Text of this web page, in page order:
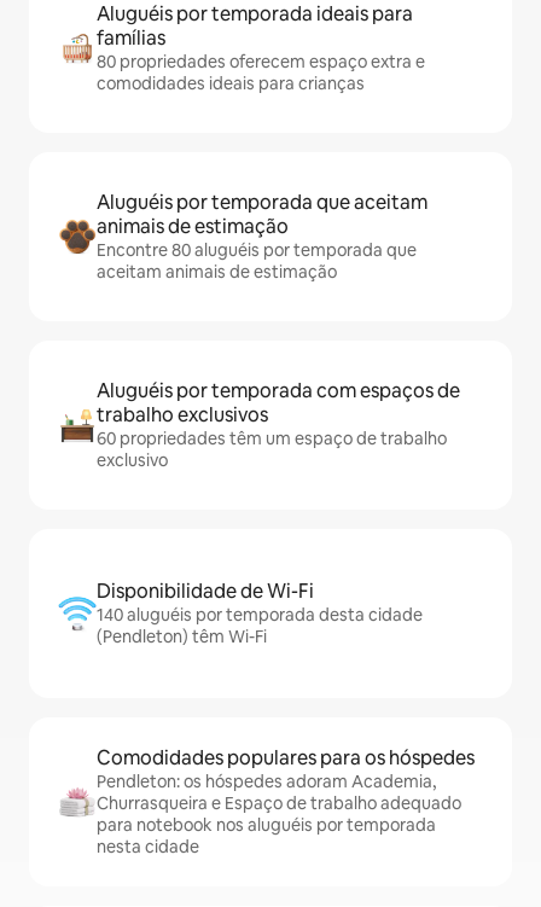
Aluguéis por temporada ideais para
famílias
80 propriedades oferecem espaço extra e
comodidades ideais para crianças
Aluguéis por temporada que aceitam
animais de estimação
Encontre 80 aluguéis por temporada que
aceitam animais de estimação
Aluguéis por temporada com espaços de
trabalho exclusivos
60 propriedades têm um espaço de trabalho
exclusivo
Disponibilidade de Wi-Fi
140 aluguéis por temporada desta cidade
(Pendleton) têm Wi-Fi
Comodidades populares para os hóspedes
Pendleton: os hóspedes adoram Academia,
Churrasqueira e Espaço de trabalho adequado
para notebook nos aluguéis por temporada
nesta cidade